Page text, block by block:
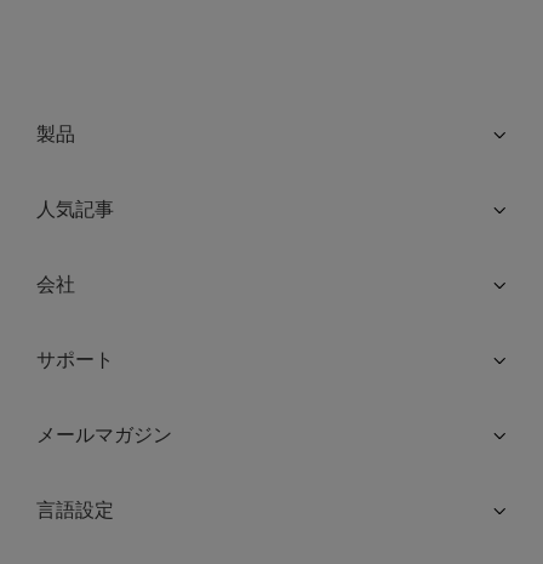
製品
人気記事
会社
サポート
メールマガジン
言語設定